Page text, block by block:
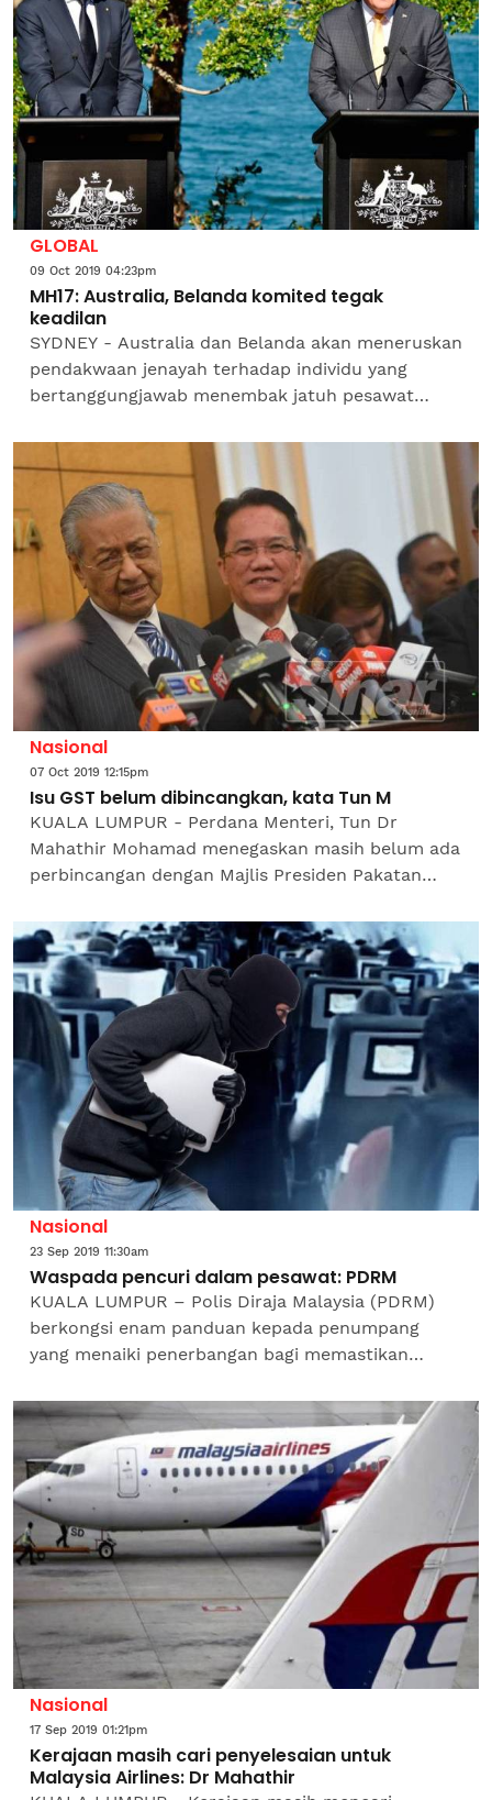
GLOBAL
09 Oct 2019 04:23pm
MH17: Australia, Belanda komited tegak
keadilan
SYDNEY - Australia dan Belanda akan meneruskan
pendakwaan jenayah terhadap individu yang
bertanggungjawab menembak jatuh pesawat
mengorbankan 298 orang lima...
Nasional
07 Oct 2019 12:15pm
Isu GST belum dibincangkan, kata Tun M
KUALA LUMPUR - Perdana Menteri, Tun Dr
Mahathir Mohamad menegaskan masih belum ada
perbincangan dengan Majlis Presiden Pakatan
Cukai Barangan dan Perkhidmatan...
Nasional
23 Sep 2019 11:30am
Waspada pencuri dalam pesawat: PDRM
KUALA LUMPUR – Polis Diraja Malaysia (PDRM)
berkongsi enam panduan kepada penumpang
yang menaiki penerbangan bagi memastikan
wang tunai dan gajet...
Nasional
17 Sep 2019 01:21pm
Kerajaan masih cari penyelesaian untuk
Malaysia Airlines: Dr Mahathir